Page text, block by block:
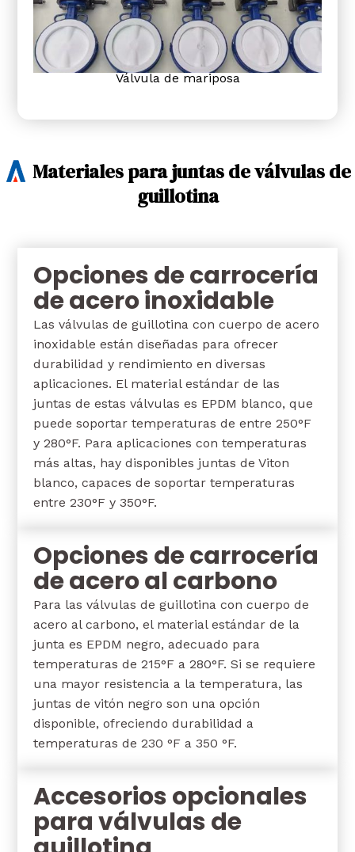
Válvula de mariposa
Materiales para juntas de válvulas de
guillotina
Opciones de carrocería
de acero inoxidable
Las válvulas de guillotina con cuerpo de acero
inoxidable están diseñadas para ofrecer
durabilidad y rendimiento en diversas
aplicaciones. El material estándar de las
juntas de estas válvulas es EPDM blanco, que
puede soportar temperaturas de entre 250°F
y 280°F. Para aplicaciones con temperaturas
más altas, hay disponibles juntas de Viton
blanco, capaces de soportar temperaturas
entre 230°F y 350°F.
Opciones de carrocería
de acero al carbono
Para las válvulas de guillotina con cuerpo de
acero al carbono, el material estándar de la
junta es EPDM negro, adecuado para
temperaturas de 215°F a 280°F. Si se requiere
una mayor resistencia a la temperatura, las
juntas de vitón negro son una opción
disponible, ofreciendo durabilidad a
temperaturas de 230 °F a 350 °F.
Accesorios opcionales
para válvulas de